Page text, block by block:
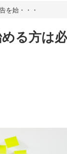
を始・・・
る方は